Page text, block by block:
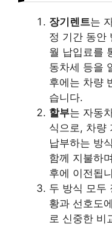
장기렌트는
정 기간 동안
월 납입료를
동차세 등을
후에는 차량
습니다.
할부는 자동
식으로, 차량
납부하는 방
함께 지불하
후에 이전됩
두 방식 모두
황과 선호도
로 신중한 비